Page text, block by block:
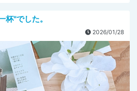
杯"でした。
2026/01/28